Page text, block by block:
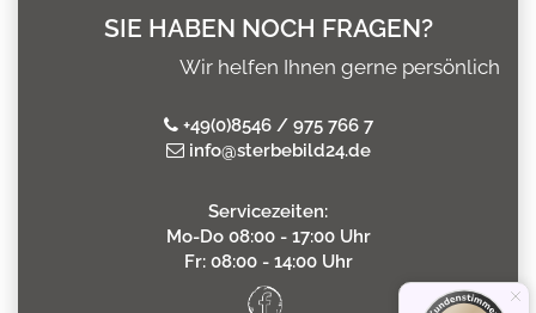
SIE HABEN NOCH FRAGEN?
Wir helfen Ihnen gerne persönlich
+49(0)8546 / 975 766 7
info@sterbebild24.de
Servicezeiten:
Mo-Do 08:00 - 17:00 Uhr
Fr: 08:00 - 14:00 Uhr